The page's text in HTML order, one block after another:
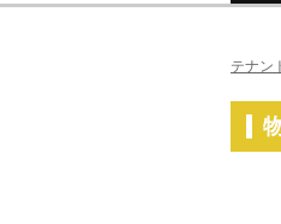
テナン